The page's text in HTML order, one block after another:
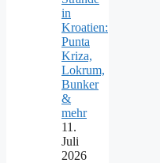
in
Kroatien:
Punta
Kriza,
Lokrum,
Bunker
&
mehr
11.
Juli
2026